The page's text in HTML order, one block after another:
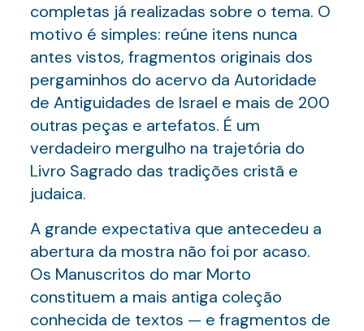
completas já realizadas sobre o tema. O
motivo é simples: reúne itens nunca
antes vistos, fragmentos originais dos
pergaminhos do acervo da Autoridade
de Antiguidades de Israel e mais de 200
outras peças e artefatos. É um
verdadeiro mergulho na trajetória do
Livro Sagrado das tradições cristã e
judaica.
A grande expectativa que antecedeu a
abertura da mostra não foi por acaso.
Os Manuscritos do mar Morto
constituem a mais antiga coleção
conhecida de textos — e fragmentos de